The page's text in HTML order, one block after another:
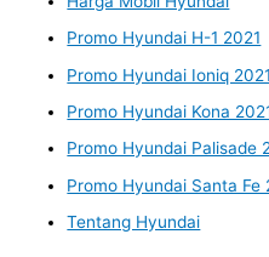
Promo Hyundai H-1 2021
Promo Hyundai Ioniq 2021
Promo Hyundai Kona
Promo Hyundai Palisade
Promo Hyundai Santa Fe
Tentang Hyundai